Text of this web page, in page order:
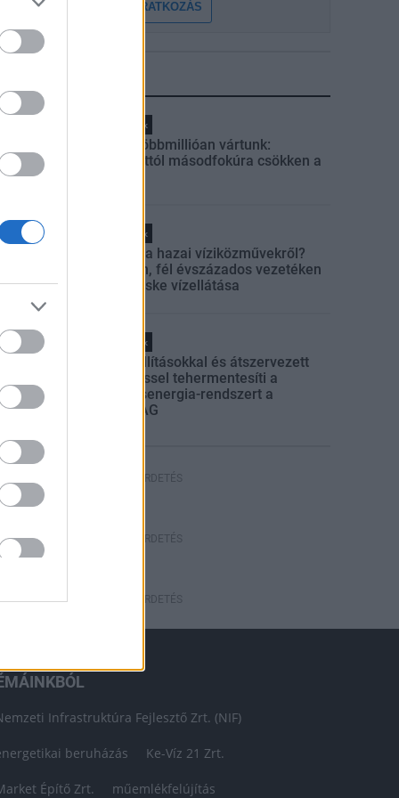
FELIRATKOZÁS
Helyi hírek
Amire többmillióan vártunk:
szombattól másodfokúra csökken a
Helyi hírek
Látlelet a hazai víziközművekről?
Egyetlen, fél évszázados vezetéken
múlt Bicske vízellátása
Helyi hírek
Gyárleállításokkal és átszervezett
termeléssel tehermentesíti a
villamosenergia-rendszert a
STRABAG
HIRDETÉS
HIRDETÉS
HIRDETÉS
Infrastruktúra Fejlesztő Zrt. (NIF)
beruházás Ke-Víz 21 Zrt.
Építő Zrt. műemlékfelújítás